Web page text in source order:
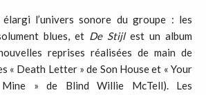
l’univers sonore du groupe : les
blues, et De Stijlest un album
reprises réalisées de main de
« Death Letter » de Son House et « Your
» de Blind Willie McTell). Les